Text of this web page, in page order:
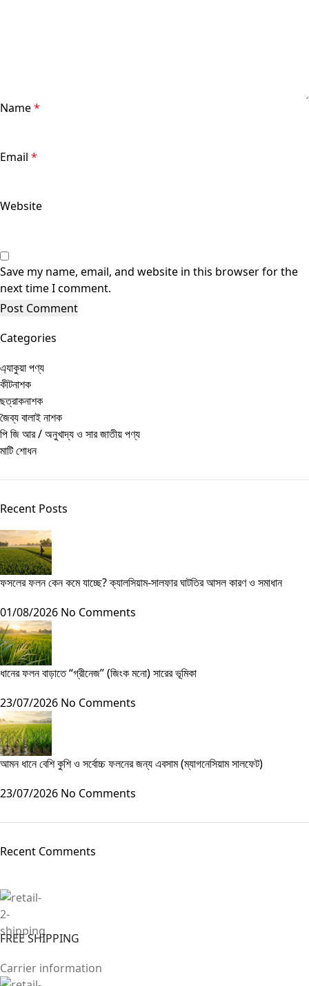
Name*
Email *
Website
Save my name, email, and website in this browser for the
next time I comment.
Categories
এ্যাকুয়া পণ্য
কীটনাশক
ছত্রাকনাশক
জৈব্য বালাই নাশক
পি জি আর / অনুখাদ্য ও সার জাতীয় পণ্য
মাটি শোধন
Recent Posts
ফসলের ফলন কেন কমে যাচ্ছে? ক্যালসিয়াম-সালফার ঘাটতির আসল কারণ ও সমাধান
01/08/2026 No Comments
ধানের ফলন বাড়াতে “গ্রীনেজ” (জিংক মনো) সারের ভূমিকা
23/07/2026 No Comments
আমন ধানে বেশি কুশি ও সর্বোচ্চ ফলনের জন্য এবসাম (ম্যাগনেসিয়াম সালফেট)
23/07/2026 No Comments
Recent Comments
FREE SHIPPING
Carrier information